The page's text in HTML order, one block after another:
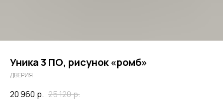
Уника 3 ПО, рисунок «ромб»
ДВЕРИЯ
20 960 р. 25 120р.